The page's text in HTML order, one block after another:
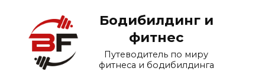
содержанию
Бодибилдинг и
фитнес
Путеводитель по миру
фитнеса и бодибилдинга